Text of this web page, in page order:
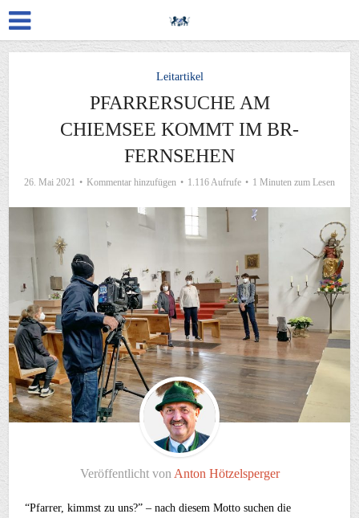
Leitartikel
PFARRERSUCHE AM
CHIEMSEE KOMMT IM BR-
FERNSEHEN
26. Mai 2021 Kommentar hinzufügen 1.116 Aufrufe 1 Minuten zum Lesen
Veröffentlicht von Anton Hötzelsperger
“Pfarrer, kimmst zu uns?” – nach diesem Motto suchen die